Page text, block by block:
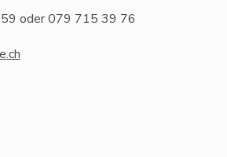
oder 079 715 39 76